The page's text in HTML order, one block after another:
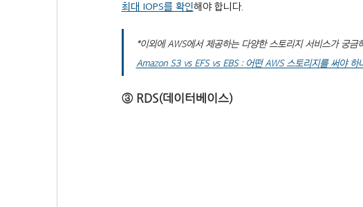
최대 IOPS를 확인해야 합니다.
*이외에 AWS에서 제공하는 다양한 스토리지 서비스가 궁금
Amazon S3 vs EFS vs EBS : 어떤 AWS 스토리지를 써야 하
③ RDS(데이터베이스)